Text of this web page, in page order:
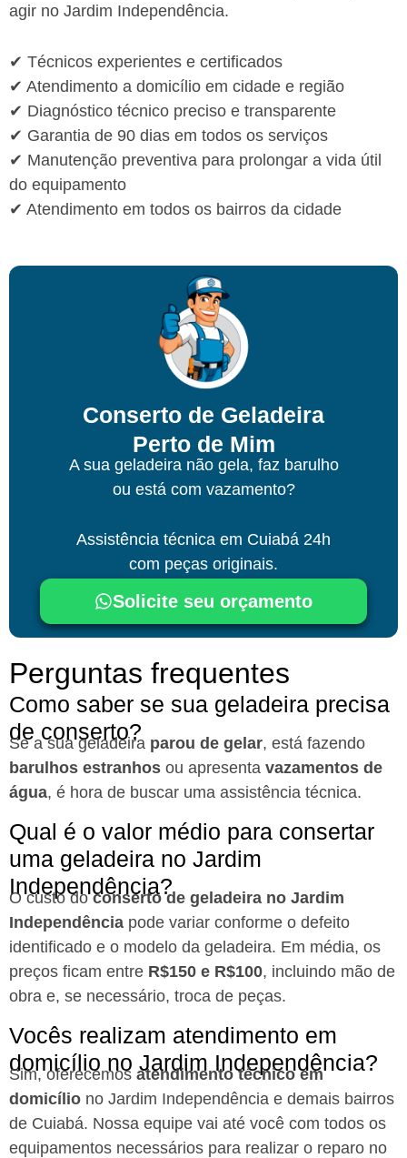
agir no Jardim Independência.
✔ Técnicos experientes e certificados
✔ Atendimento a domicílio em cidade e região
✔ Diagnóstico técnico preciso e transparente
✔ Garantia de 90 dias em todos os serviços
✔ Manutenção preventiva para prolongar a vida útil
do equipamento
✔ Atendimento em todos os bairros da cidade
Conserto de Geladeira
Perto de Mim
A sua geladeira não gela, faz barulho
ou está com vazamento?
Assistência técnica em Cuiabá 24h
com peças originais.
Solicite seu orçamento
Perguntas frequentes
Como saber se sua geladeira precisa
de conserto?
Se a sua geladeira parou de gelar, está fazendo
barulhos estranhos ou apresenta vazamentos de
água, é hora de buscar uma assistência técnica.
Qual é o valor médio para consertar
uma geladeira no Jardim
Independência?
O custo doconserto de geladeira no Jardim
Independência pode variar conforme o defeito
identificado e o modelo da geladeira. Em média, os
preços ficam entre R$150 e R$100, incluindo mão de
obra e, se necessário, troca de peças.
Vocês realizam atendimento em
domicílio no Jardim Independência?
Sim, oferecemos atendimento técnico em
domicílio no Jardim Independência e demais bairros
de Cuiabá. Nossa equipe vai até você com todos os
equipamentos necessários para realizar o reparo no